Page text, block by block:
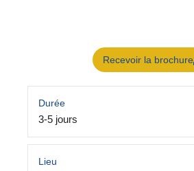
Recevoir la brochure
Durée
3-5 jours
Lieu